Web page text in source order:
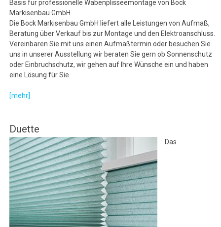
Basis für professionelle Wabenplisseemontage von Bock
Markisenbau GmbH.
Die Bock Markisenbau GmbH liefert alle Leistungen von Aufmaß,
Beratung über Verkauf bis zur Montage und den Elektroanschluss.
Vereinbaren Sie mit uns einen Aufmaßtermin oder besuchen Sie
uns in unserer Ausstellung wir beraten Sie gern ob Sonnenschutz
oder Einbruchschutz, wir gehen auf Ihre Wünsche ein und haben
eine Lösung für Sie.
[mehr]
Duette
Das